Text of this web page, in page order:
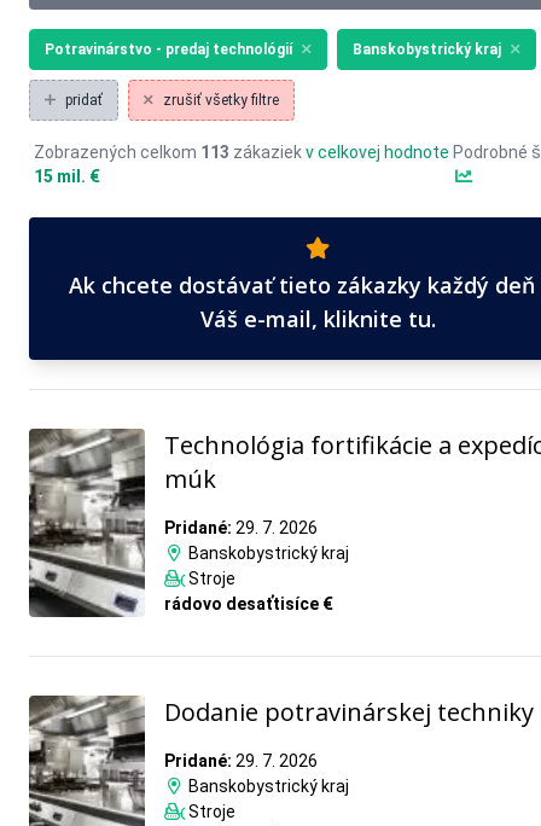
Potravinárstvo - predaj technológií Banskobystrický kraj
pridať zrušiť všetky filtre
Zobrazených celkom 113 zákaziekv celkovej hodnote
15 mil. €
Podrobné
Ak chcete dostávať tieto zákazky každý deň
Váš e-mail, kliknite tu.
Technológia fortifikácie a
múk
Pridané: 29. 7. 2026
Banskobystrický kraj
Stroje
rádovo desaťtisíce €
Dodanie potravinárskej techniky
Pridané: 29. 7. 2026
Banskobystrický kraj
Stroje